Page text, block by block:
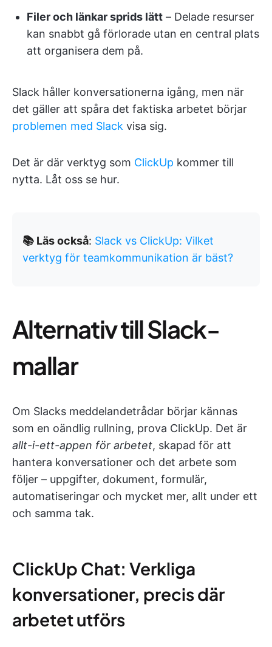
Filer och länkar sprids lätt – Delade resurser
kan snabbt gå förlorade utan en central plats
att organisera dem på.
Slack håller konversationerna igång, men när
det gäller att spåra det faktiska arbetet börjar
problemen med Slack visa sig.
Det är där verktyg som ClickUp kommer till
nytta. Låt oss se hur.
📚 Läs också: Slack vs ClickUp: Vilket
verktyg för teamkommunikation är bäst?
Alternativ till Slack-
mallar
Om Slacks meddelandetrådar börjar kännas
som en oändlig rullning, prova ClickUp. Det är
allt-i-ett-appen för arbetet, skapad för att
hantera konversationer och det arbete som
följer – uppgifter, dokument, formulär,
automatiseringar och mycket mer, allt under ett
och samma tak.
ClickUp Chat: Verkliga
konversationer, precis där
arbetet utförs